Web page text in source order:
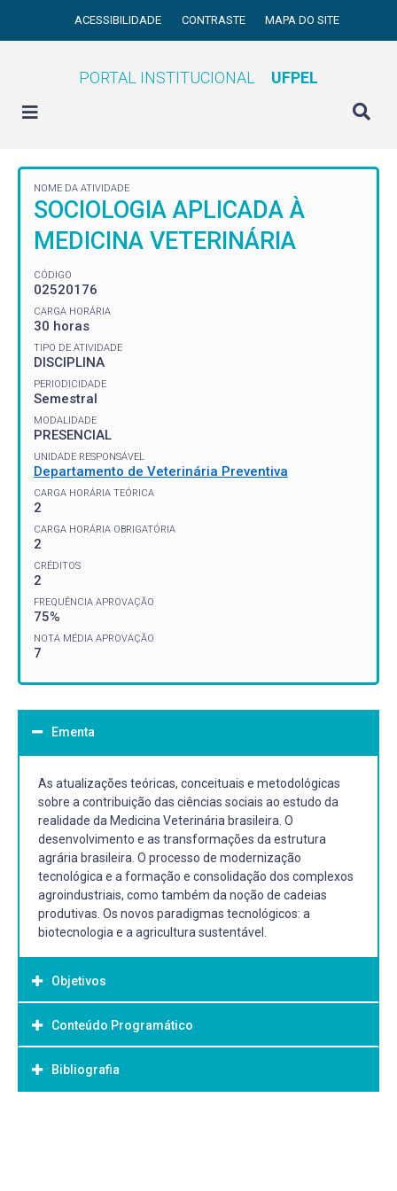
ACESSIBILIDADE CONTRASTE MAPA DO SITE
PORTAL INSTITUCIONAL UFPEL
NOME DA ATIVIDADE
SOCIOLOGIA APLICADA À
MEDICINA VETERINÁRIA
CÓDIGO
02520176
CARGA HORÁRIA
30 horas
TIPO DE ATIVIDADE
DISCIPLINA
PERIODICIDADE
Semestral
MODALIDADE
PRESENCIAL
UNIDADE RESPONSÁVEL
Departamento de Veterinária Preventiva
CARGA HORÁRIA TEÓRICA
2
CARGA HORÁRIA OBRIGATÓRIA
2
CRÉDITOS
2
FREQUÊNCIA APROVAÇÃO
75%
NOTA MÉDIA APROVAÇÃO
7
Ementa
As atualizações teóricas, conceituais e metodológicas
sobre a contribuição das ciências sociais ao estudo da
realidade da Medicina Veterinária brasileira. O
desenvolvimento e as transformações da estrutura
agrária brasileira. O processo de modernização
tecnológica e a formação e consolidação dos complexos
agroindustriais, como também da noção de cadeias
produtivas. Os novos paradigmas tecnológicos: a
biotecnologia e a agricultura sustentável.
Objetivos
Objetivo Geral:
Contextualizar a importância das Ciências Sociais
Agrárias à formação do profissional da Medicina
Conteúdo Programático
Unidade I – Introdução à disciplina
Apresentação da disciplina, conceitos e autores clássicos
Bibliografia